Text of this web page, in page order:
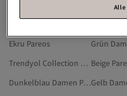
Ekru Pareos
Grün
Trendyol Collection Rosa Pareos Beige
Dunkelblau Damen PareosGelb